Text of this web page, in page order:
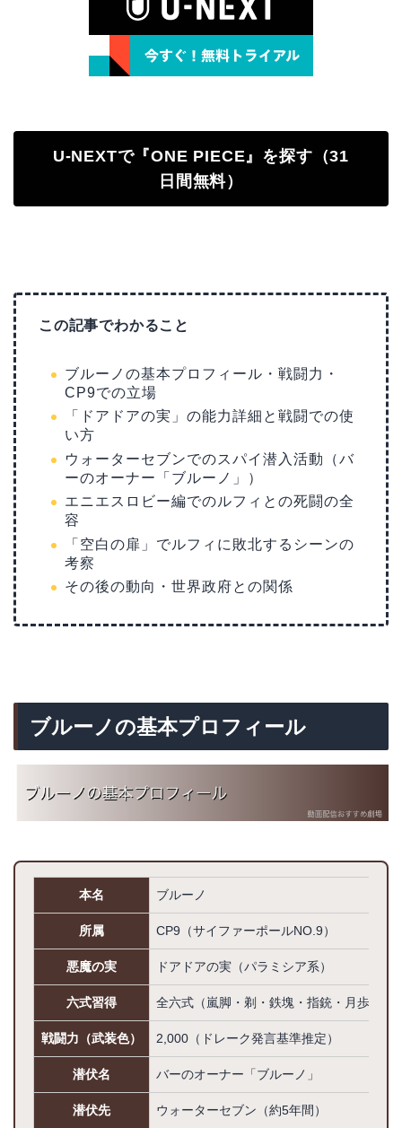
U-NEXTで『ONE PIECE』を探す（31
日間無料）
この記事でわかること
ブルーノの基本プロフィール・戦闘力・
CP9での立場
「ドアドアの実」の能力詳細と戦闘での使
い方
ウォーターセブンでのスパイ潜入活動（バ
ーのオーナー「ブルーノ」）
エニエスロビー編でのルフィとの死闘の全
容
「空白の扉」でルフィに敗北するシーンの
考察
その後の動向・世界政府との関係
ブルーノの基本プロフィール
本名 ブルーノ
所属 CP9（サイファーポールNO.9）
悪魔の実 ドアドアの実（パラミシア系）
六式習得 全六式（嵐脚・剃・鉄塊・指銃・月歩・紙
戦闘力（武装色） 2,000（ドレーク発言基準推定）
潜伏名 バーのオーナー「ブルーノ」
潜伏先 ウォーターセブン（約5年間）